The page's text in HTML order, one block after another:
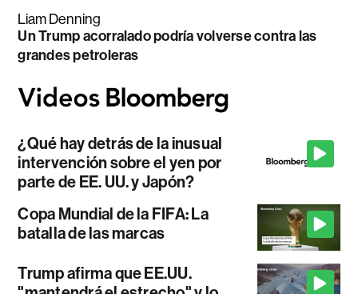
Liam Denning
Un Trump acorralado podría volverse contra las
grandes petroleras
¿Qué hay detrás de la inusual
intervención sobre el yen por
parte de EE. UU. y Japón?
Copa Mundial de la FIFA: La
batalla de las marcas
Trump afirma que EE.UU.